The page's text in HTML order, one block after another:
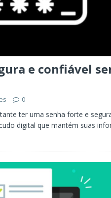
e confiável
0
ter uma senha forte e
digital que mantém suas